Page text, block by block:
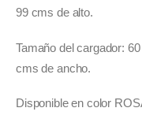
99 cms de alto.
Tamaño del cargador:
cms de ancho.
Disponible en color